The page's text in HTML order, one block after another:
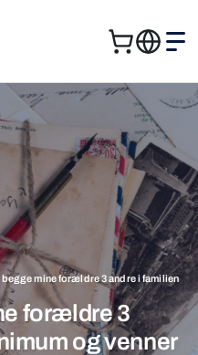
Kurv
Søg
begge mine forældre 3 andre i familien
forældre 3
og venner